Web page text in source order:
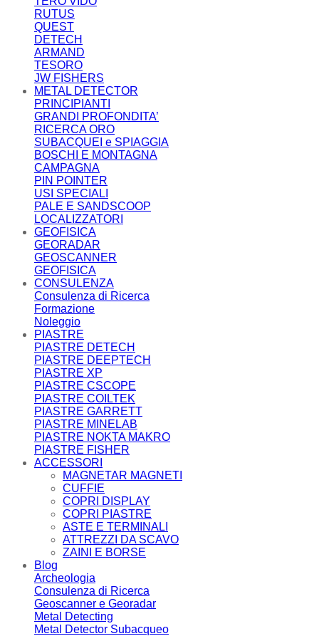
RUTUS
QUEST
DETECH
ARMAND
TESORO
JW FISHERS
METAL DETECTOR
PRINCIPIANTI
GRANDI PROFONDITA’
RICERCA ORO
SUBACQUEI e SPIAGGIA
BOSCHI E MONTAGNA
CAMPAGNA
PIN POINTER
USI SPECIALI
PALE E SANDSCOOP
LOCALIZZATORI
GEOFISICA
GEORADAR
GEOSCANNER
GEOFISICA
CONSULENZA
Consulenza di Ricerca
Formazione
Noleggio
PIASTRE
PIASTRE DETECH
PIASTRE DEEPTECH
PIASTRE XP
PIASTRE CSCOPE
PIASTRE COILTEK
PIASTRE GARRETT
PIASTRE MINELAB
PIASTRE NOKTA MAKRO
PIASTRE FISHER
ACCESSORI
MAGNETAR MAGNETI
CUFFIE
COPRI DISPLAY
COPRI PIASTRE
ASTE E TERMINALI
ATTREZZI DA SCAVO
ZAINI E BORSE
Blog
Archeologia
Consulenza di Ricerca
Geoscanner e Georadar
Metal Detecting
Metal Detector Subacqueo